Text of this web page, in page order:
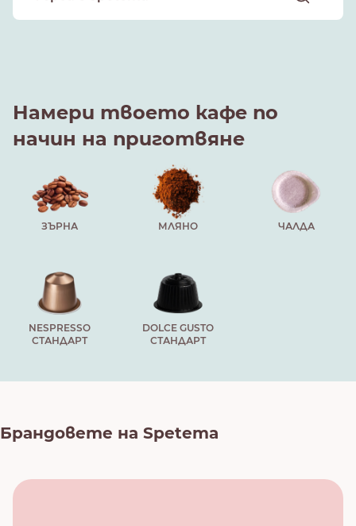
Намери твоето кафе по
начин на приготвяне
ЗЪРНА МЛЯНО ЧАЛДА
NESPRESSO
СТАНДАРТ
DOLCE GUSTO
СТАНДАРТ
Брандовете на Spetema